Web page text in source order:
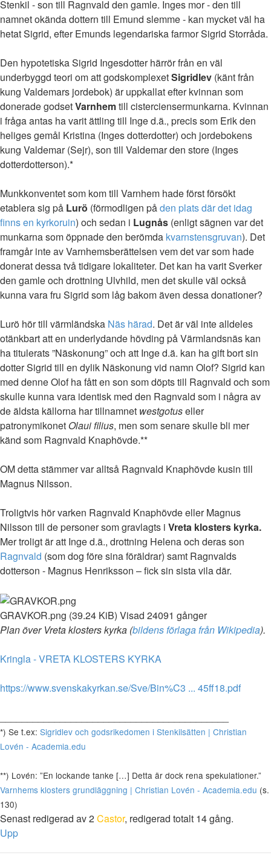
Stenkil - son till Ragnvald den gamle. Inges mor - den till
namnet okända dottern till Emund slemme - kan mycket väl ha
hetat Sigrid, efter Emunds legendariska farmor Sigrid Storråda.
Den hypotetiska Sigrid Ingesdotter härrör från en väl
underbyggd teori om att godskomplexetSigridlev (känt från
kung Valdemars jordebok) är uppkallat efter kvinnan som
donerade godsetVarnhemtill cisterciensermunkarna. Kvinnan
i fråga antas ha varit ättling till Inge d.ä., precis som Erik den
heliges gemål Kristina (Inges dotterdotter) och jordebokens
kung Valdemar (Sejr), son till Valdemar den store (Inges
dotterdotterson).*
Munkkonventet som kom till Varnhem hade först försökt
etablera sig på Lurö (förmodligen påden plats där det idag
finns en kyrkoruin) och sedan i Lugnås (enligt sägnen var det
munkarna som öppnade den berömda kvarnstensgruvan). Det
framgår inte av Varnhemsberättelsen vem det var som hade
donerat dessa två tidigare lokaliteter. Det kan ha varit Sverker
den gamle och drottning Ulvhild, men det skulle väl också
kunna vara fru Sigrid som låg bakom även dessa donationer?
Lurö hör till värmländska Näs härad. Det är väl inte alldeles
otänkbart att en underlydande hövding på Värmlandsnäs kan
ha titulerats ”Näskonung” och att Inge d.ä. kan ha gift bort sin
dotter Sigrid till en dylik Näskonung vid namn Olof? Sigrid kan
med denne Olof ha fått en son som döpts till Ragnvald och som
skulle kunna vara identisk med den Ragnvald som i några av
de äldsta källorna har tillnamnet westgotuseller
patronymikonet Olaui filius, men som senare skulle bli mer
känd som Ragnvald Knaphövde.**
OM detta stämmer var alltså Ragnvald Knaphövde kusin till
Magnus Nilsson.
Troligtvis hör varken Ragnvald Knaphövde eller Magnus
Nilsson till de personer som gravlagts i Vreta klosters kyrka.
Mer troligt är att Inge d.ä., drottning Helena och deras son
Ragnvald (som dog före sina föräldrar) samt Ragnvalds
dotterson - Magnus Henriksson – fick sin sista vila där.
GRAVKOR.png (39.24 KiB) Visad 24091 gånger
Plan över Vreta klosters kyrka (bildens förlaga från Wikipedia).
Kringla - VRETA KLOSTERS KYRKA
https://www.svenskakyrkan.se/Sve/Bin%C3 ... 45ff18.pdf
*) Se t.ex: Sigridlev och godsrikedomen i Stenkilsätten | Christian
Lovén - Academia.edu
**) Lovén: ”En lockande tanke […] Detta är dock rena spekulationer.”
Varnhems klosters grundläggning | Christian Lovén - Academia.edu (s.
130)
Senast redigerad av 2Castor, redigerad totalt 14 gång.
Upp